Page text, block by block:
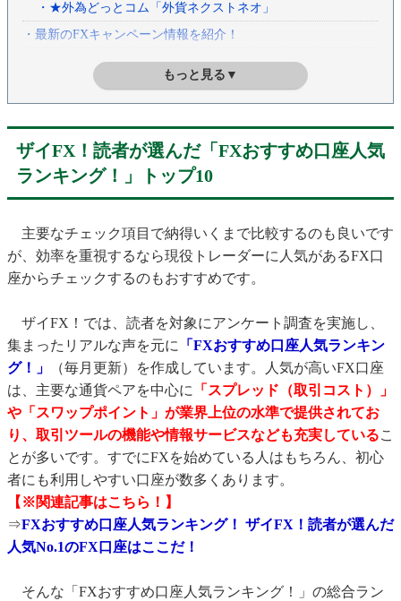
・★外為どっとコム「外貨ネクストネオ」
・最新のFXキャンペーン情報を紹介！
・FX口座を比較するときに必ずチェックしたい6項目
・1、スプレッド（取引コスト）
・2、スワップポイント
・★【最新版】人気が高い12通貨ペアの「スワップポイン
ト」比較表
・★ 【最新版】各FX口座の「最低取引単位」比較表
・★SBI FXトレード
・4、通貨ペアのラインナップ
・★【最新版】各FX口座の「通貨ペア数」比較・ランキング
・5、取引ツールやスマホアプリ
・6、マーケット情報
・こだわりの条件でFX口座を比較！
・ TradingView（トレーディングビュー）を使えるFX口座
・★TradingViewを「無料」で使えるおすすめのFX口座一覧
・ MT4やMT5を使えるFX口座
・★MT4が使えるFX口座【比較表】
・ FXの積立サービス
もっと見る▼
ザイFX！読者が選んだ「FXおすすめ口座人気
ランキング！」トップ10
主要なチェック項目で納得いくまで比較するのも良いです
が、効率を重視するなら現役トレーダーに人気があるFX口
座からチェックするのもおすすめです。
ザイFX！では、読者を対象にアンケート調査を実施し、
集まったリアルな声を元に
「FXおすすめ口座人気ランキン
グ！」
（毎月更新）を作成しています。人気が高いFX口座
は、主要な通貨ペアを中心に
「スプレッド（取引コスト）」
や「スワップポイント」が業界上位の水準で提供されてお
り、取引ツールの機能や情報サービスなども充実しているこ
とが多いです。すでにFXを始めている人はもちろん、初心
者にも利用しやすい口座が数多くあります。
【※関連記事はこちら！】
⇒FXおすすめ口座人気ランキング！ ザイFX！読者が選んだ
人気No.1のFX口座はここだ！
そんな「FXおすすめ口座人気ランキング！」の総合ラン